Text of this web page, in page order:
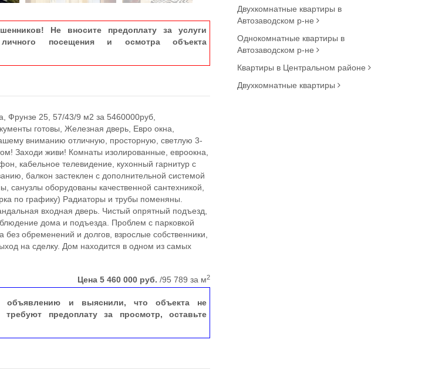
Не вносите предоплату за услуги
посещения и осмотра объекта
Фрунзе 25, 57/43/9 м2 за 5460000руб,
готовы, Железная дверь, Евро окна,
вниманию отличную, просторную, светлую 3-
Заходи живи! Комнаты изолированные, евроокна,
кабельное телевидение, кухонный гарнитур с
балкон застеклен с дополнительной системой
санузлы оборудованы качественной сантехникой,
по графику) Радиаторы и трубы поменяны.
входная дверь. Чистый опрятный подъезд,
дома и подъезда. Проблем с парковкой
без обременений и долгов, взрослые собственники,
на сделку. Дом находится в одном из самых
Цена5 460 000 руб. /95 789 за м2
и выяснили, что объекта не
предоплату за просмотр, оставьте
Двухкомнатные квартиры в
Автозаводском р-не
Однокомнатные квартиры в
Автозаводском р-не
Квартиры в Центральном районе
Двухкомнатные квартиры